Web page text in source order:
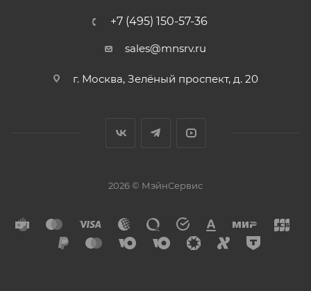
+7 (495) 150-57-36
sales@mnsrv.ru
г. Москва, Зелёный проспект, д. 20
2026 © МэйнСервис